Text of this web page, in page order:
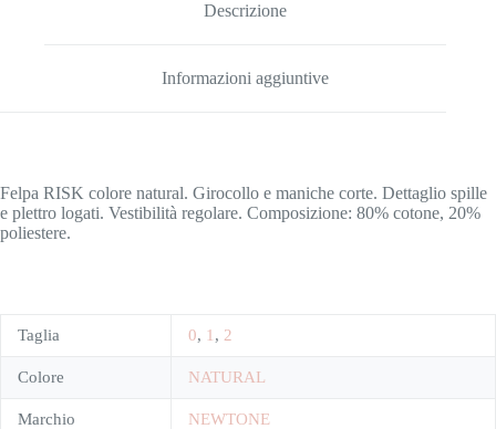
Descrizione
Informazioni aggiuntive
Felpa RISK colore natural. Girocollo e maniche corte. Dettaglio spille
e plettro logati. Vestibilità regolare. Composizione: 80% cotone, 20%
poliestere.
Taglia 0, 1 , 2
Colore NATURAL
Marchio NEWTONE